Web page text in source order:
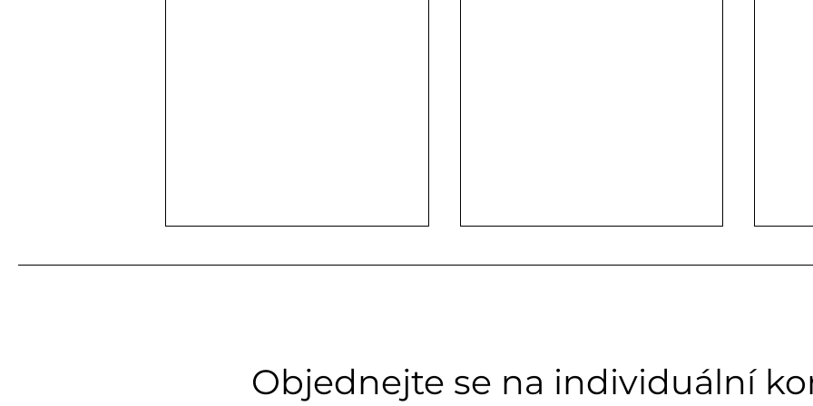
Objednejte se na individuální